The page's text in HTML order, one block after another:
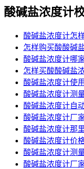
酸碱盐浓度计
酸碱盐浓度计怎
怎样购买酸酸碱
酸碱盐浓度计哪
怎样买酸酸碱盐
酸碱盐浓度计使
酸碱盐浓度计测
酸碱盐浓度计自
酸碱盐浓度计厂
酸碱盐浓度计那
酸碱盐浓度计价
酸碱盐浓度计测
酸碱盐浓度计厂